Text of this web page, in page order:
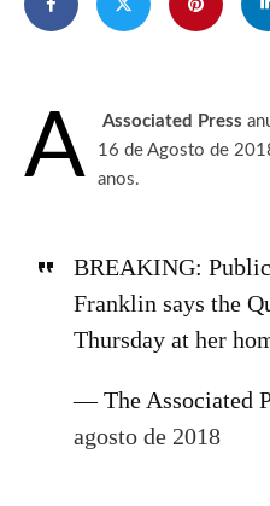
A Associated Press
16 de Agosto de
anos.
BREAKING:
Franklin says the
Thursday at her
— The Associated
agosto de 2018